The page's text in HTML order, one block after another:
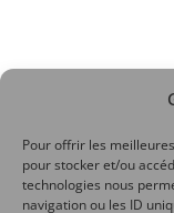
Pour offrir les
pour stocker et/ou
technologies nous
navigation ou les ID